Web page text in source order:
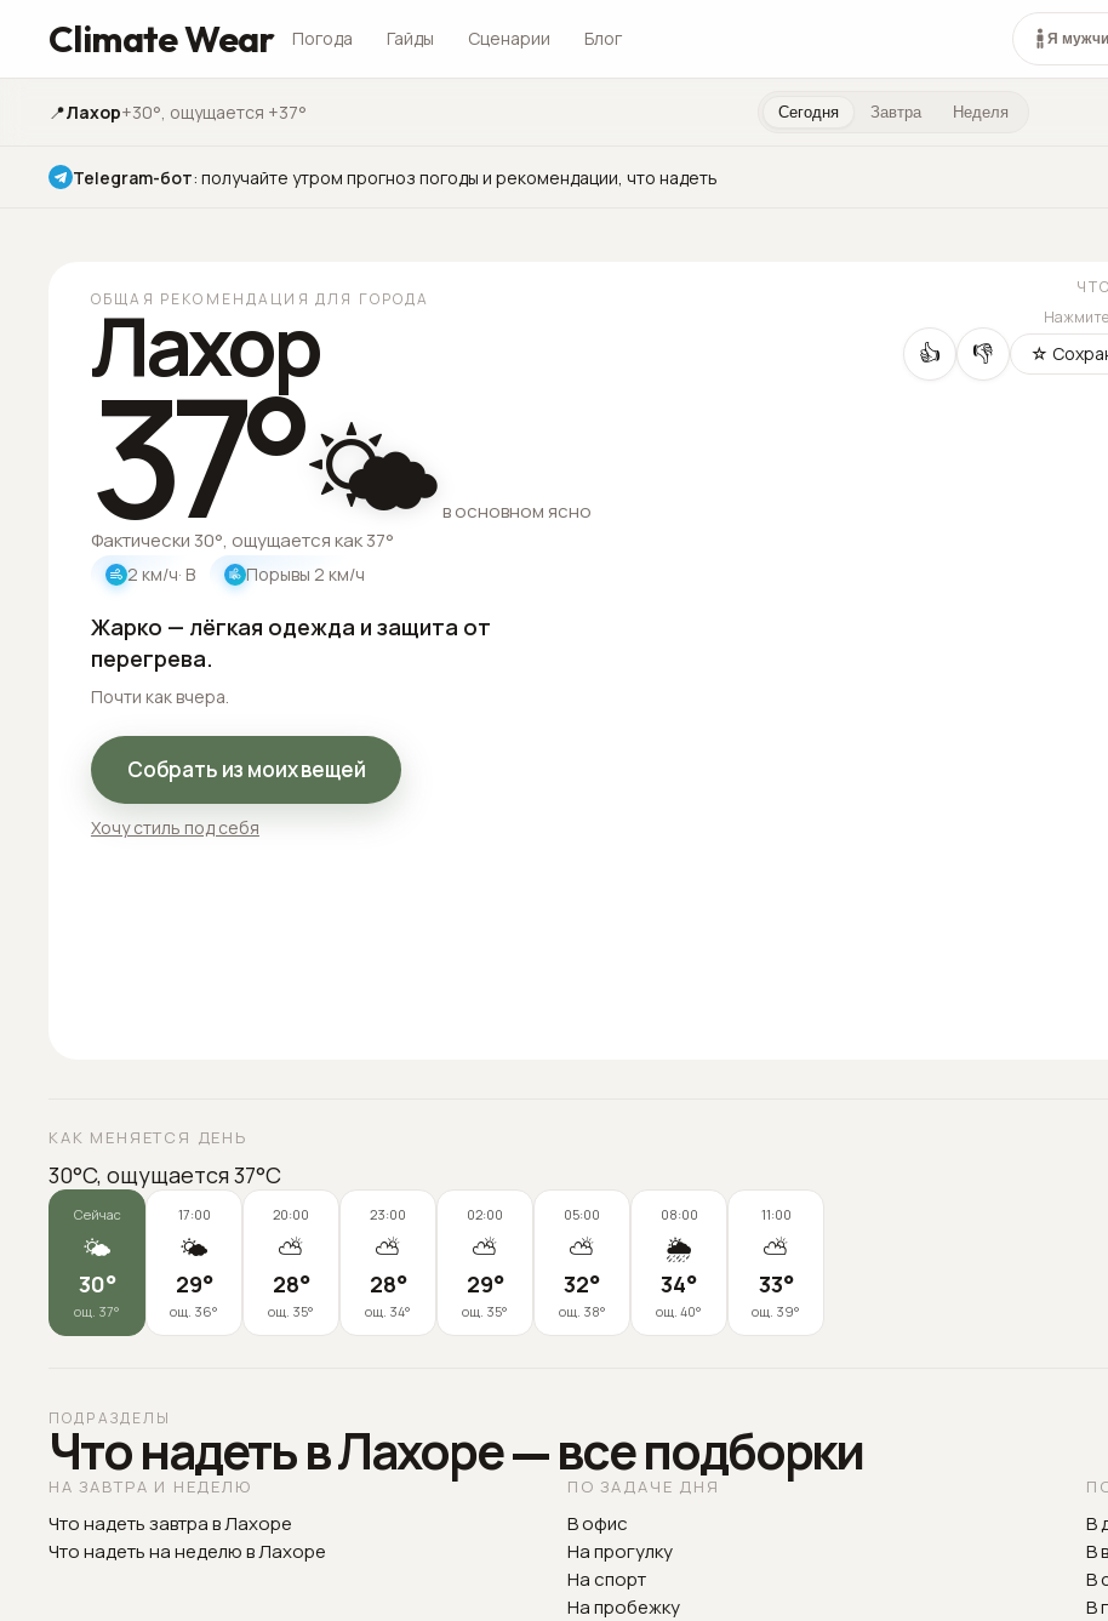
Climate Wear Погода Гайды Сценарии Блог Я
📍Лахор+30°, ощущается +37° Сегодня Завтра Неделя
Telegram-бот: получайте утром прогноз погоды и рекомендации, что надеть
ОБЩАЯ РЕКОМЕНДАЦИЯ ДЛЯ ГОРОДА
Лахор
37°🌤️в основном ясно
Фактически 30°, ощущается как 37°
2 км/ч· В Порывы 2 км/ч
Жарко — лёгкая одежда и защита от
перегрева.
Почти как вчера.
Собрать из моих вещей
Хочу стиль под себя
Нажмите
👍 👎 ☆
КАК МЕНЯЕТСЯ ДЕНЬ
30°C, ощущается 37°C
Сейчас
🌤️
30°
ощ. 37°
17:00
🌤️
29°
ощ. 36°
20:00
⛅
28°
ощ. 35°
23:00
⛅
28°
ощ. 34°
02:00
⛅
29°
ощ. 35°
05:00
⛅
32°
ощ. 38°
08:00
🌦️
34°
ощ. 40°
11:00
⛅
33°
ощ. 39°
ПОДРАЗДЕЛЫ
Что надеть в Лахоре — все подборки
НА ЗАВТРА И НЕДЕЛЮ
Что надеть завтра в Лахоре
Что надеть на неделю в Лахоре
ПО ЗАДАЧЕ ДНЯ
В офис
На прогулку
На спорт
На пробежку
В
В
В
В